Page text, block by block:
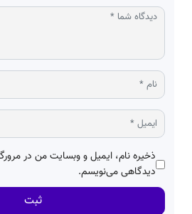
ذخیره نام، ایمیل و وبسایت من در
دیدگاهی می‌نویسم.
ثبت